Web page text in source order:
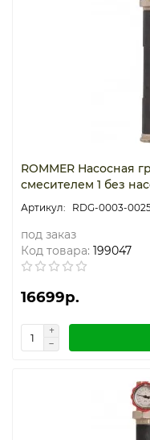
Щиты
ROMMER Насосная
смесителем 1 без
RDG-0003-
под заказ
Код товара: 199047
16699р.